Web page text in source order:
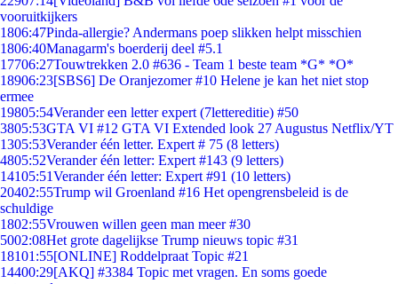
vooruitkijkers
1806:47Pinda-allergie? Andermans poep slikken helpt misschien
1806:40Managarm's boerderij deel #5.1
17706:27Touwtrekken 2.0 #636 - Team 1 beste team *G* *O*
18906:23[SBS6] De Oranjezomer #10 Helene je kan het niet stop
ermee
19805:54Verander een letter expert (7lettereditie) #50
3805:53GTA VI #12 GTA VI Extended look 27 Augustus Netflix/YT
1305:53Verander één letter. Expert # 75 (8 letters)
4805:52Verander één letter: Expert #143 (9 letters)
14105:51Verander één letter: Expert #91 (10 letters)
20402:55Trump wil Groenland #16 Het opengrensbeleid is de
schuldige
1802:55Vrouwen willen geen man meer #30
5002:08Het grote dagelijkse Trump nieuws topic #31
18101:55[ONLINE] Roddelpraat Topic #21
14400:29[AKQ] #3384 Topic met vragen. En soms goede